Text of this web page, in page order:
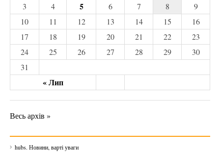
« Лип
3
4 5 6 7 8
9
10
11 12 13 14 15
16
17
18 19 20 21 22
23
24
25 26 27 28 29
30
31
Весь архів »
hubs. Новини, варті уваги